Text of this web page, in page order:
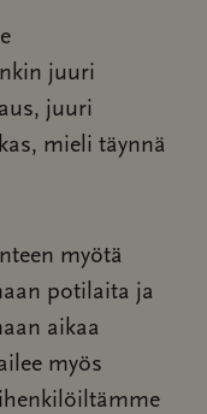
juuri
juuri
mieli täynnä
myötä
potilaita ja
aikaa
myös